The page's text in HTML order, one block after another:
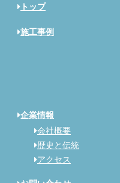
トップ
施工事例
企業情報
会社概要
歴史と伝統
アクセス